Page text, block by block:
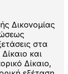
Δικονομίας
στα
και
Δίκαιο,